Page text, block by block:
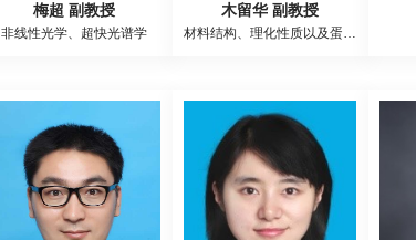
梅超 副教授
非线性光学、超快光谱学
木留华 副教授
材料结构、理化性质以及蛋白质-配体相互作用的模拟计算